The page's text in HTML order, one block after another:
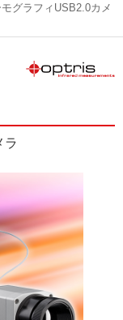
グラフィUSB2.0カメ
ラ